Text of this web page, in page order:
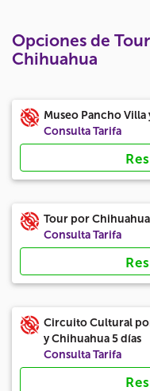
Opciones de
Chihuahua
Museo Pancho
Consulta Tarifa
Tour por
Consulta Tarifa
Circuito Cultural
y Chihuahua 5 días
Consulta Tarifa